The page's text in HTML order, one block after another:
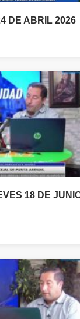
DE ABRIL 2026
18 DE